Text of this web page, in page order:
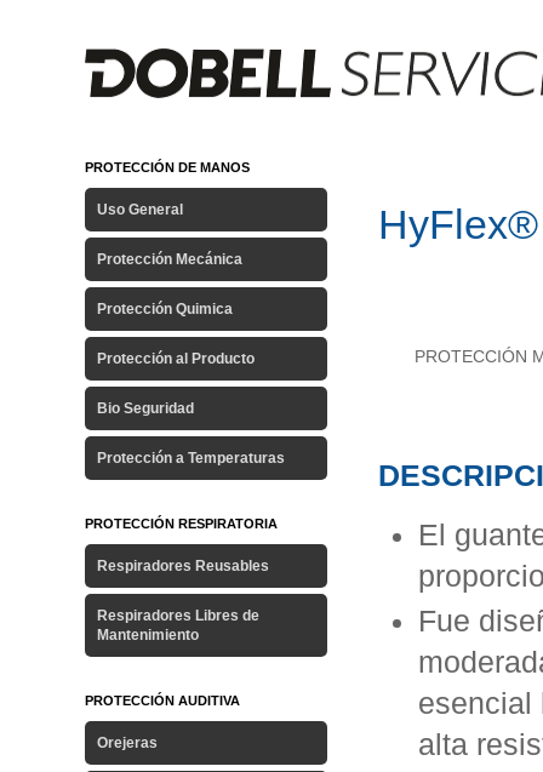
El
Fue
esencial
alta
PROTECCIÓN DE MANOS
Uso General
Protección Mecánica
Protección Quimica
Protección al Producto
Bio Seguridad
Protección a Temperaturas
PROTECCIÓN RESPIRATORIA
Respiradores Reusables
Respiradores Libres de
Mantenimiento
PROTECCIÓN AUDITIVA
Orejeras